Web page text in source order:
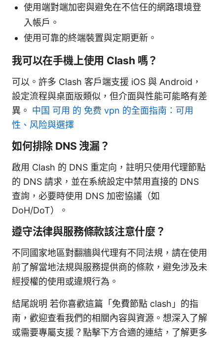
使用端對端加密與避免在不信任的網路環境登
入帳戶。
使用可靠的終端裝置與定期更新。
我可以在手機上使用 Clash 嗎？
可以。許多 Clash 客戶端支援 iOS 與 Android，
設定流程與桌面版類似，但介面與性能可能略有差
異。 中国 可用 的 免费 vpn 的全面指南：可用
性、风险與選擇
如何排除 DNS 洩漏？
啟用 Clash 的 DNS 重定向，註明只使用代理節點
的 DNS 請求，並在系統設定中禁用直接的 DNS
查詢，必要時使用 DNS 加密協議（如
DoH/DoT）。
遵守法律與服務條款該注意什麼？
不同國家地區對翻牆與代理有不同法規，請在使用
前了解當地法規與服務提供商的條款，避免涉及未
經授權的使用或違規行為。
結尾說明 若你喜歡這篇「免費節點 clash」的指
南，歡迎查看我們的相關內容與資源。想深入了解
或需要專屬支援？點擊下方合適的連結，了解更多